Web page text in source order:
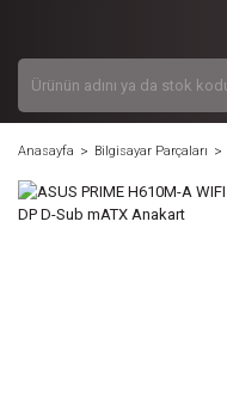
Anasayfa Bilgisayar Parçaları